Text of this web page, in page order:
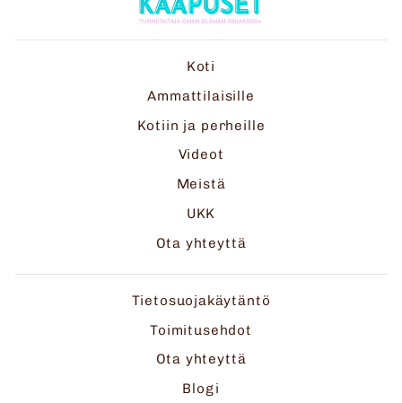
Koti
Ammattilaisille
Kotiin ja perheille
Videot
Meistä
UKK
Ota yhteyttä
Tietosuojakäytäntö
Toimitusehdot
Ota yhteyttä
Blogi